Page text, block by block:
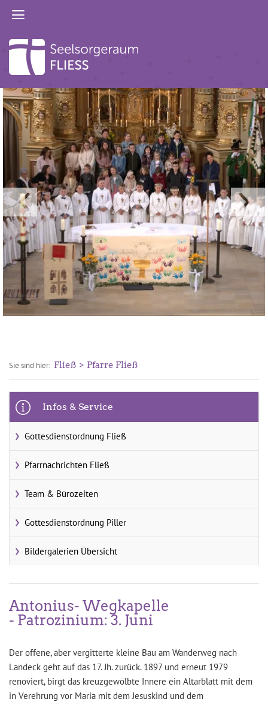
Sie sind hier: Fließ Pfarre Fließ
Infos & Service
Gottesdienstordnung Fließ
Pfarrnachrichten Fließ
Team & Bürozeiten
Gottesdienstordnung Piller
Bildergalerien Übersicht
Antonius- Wegkapelle
- Patrozinium: 3. Juni
Der offene, aber vergitterte kleine Bau am Wanderweg nach
Landeck geht auf das 17. Jh. zurück. 1897 und erneut 1979
renoviert, birgt das kreuzgewölbte Innere ein Altarblatt mit dem
in Verehrung vor Maria mit dem Jesuskind und dem